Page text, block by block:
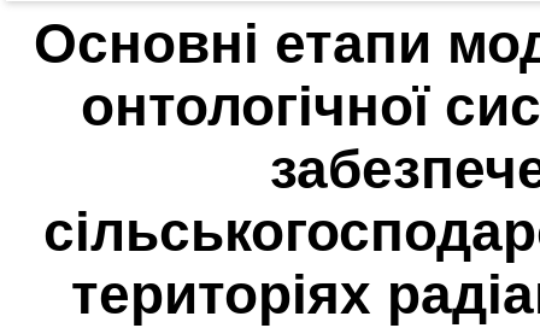
Основні етапи
онтологічної
територіях